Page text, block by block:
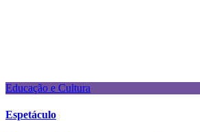
Educação e Cultura
Espetáculo